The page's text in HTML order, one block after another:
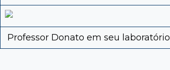
Professor Donato em seu laboratório